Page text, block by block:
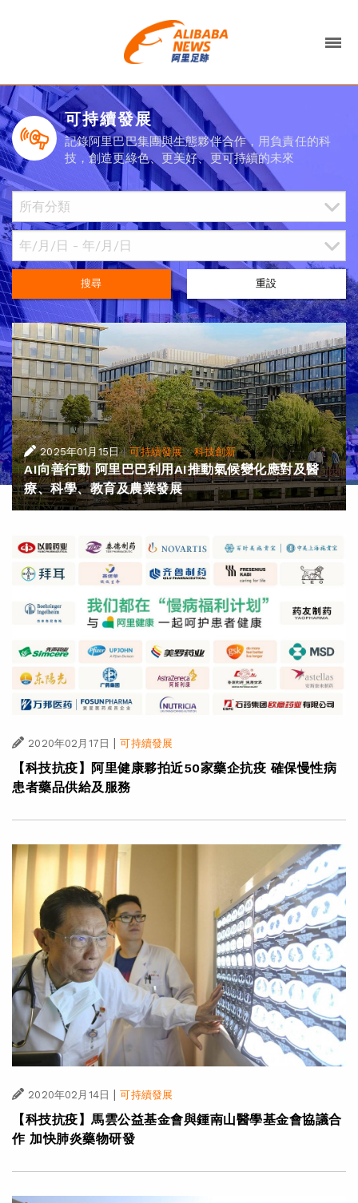
可持續發展
記錄阿里巴巴集團與生態夥伴合作，用負責任的科
技，創造更綠色、更美好、更可持續的未來
搜尋 重設
2025年01月15日 |可持續發展·科技創新
AI向善行動 阿里巴巴利用AI推動氣候變化應對及醫
療、科學、教育及農業發展
2020年02月17日 | 可持續發展
【科技抗疫】阿里健康夥拍近50家藥企抗疫 確保慢性病
患者藥品供給及服務
2020年02月14日 | 可持續發展
【科技抗疫】馬雲公益基金會與鍾南山醫學基金會協議合
作 加快肺炎藥物研發